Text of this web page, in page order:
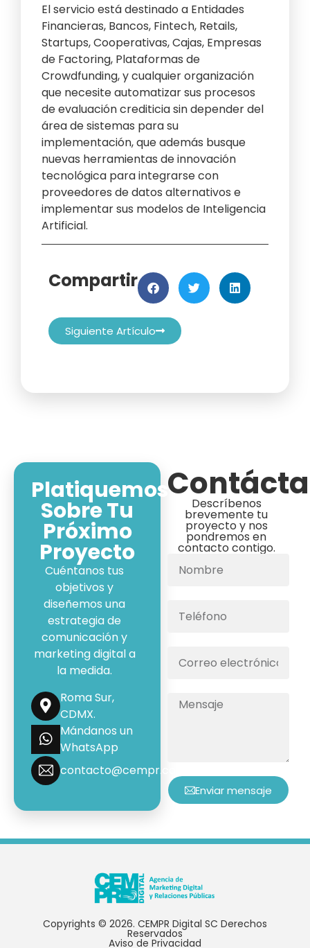
El servicio está destinado a Entidades
Financieras, Bancos, Fintech, Retails,
Startups, Cooperativas, Cajas, Empresas
de Factoring, Plataformas de
Crowdfunding, y cualquier organización
que necesite automatizar sus procesos
de evaluación crediticia sin depender del
área de sistemas para su
implementación, que además busque
nuevas herramientas de innovación
tecnológica para integrarse con
proveedores de datos alternativos e
implementar sus modelos de Inteligencia
Artificial.
Compartir
Siguiente Artículo
Platiquemos
Sobre Tu
Próximo
Proyecto
Cuéntanos tus
objetivos y
diseñemos una
estrategia de
comunicación y
marketing digital a
la medida.
Roma Sur,
CDMX.
Mándanos un
WhatsApp
contacto@cempr.com.mx
Descríbenos
brevemente tu
proyecto y nos
pondremos en
contacto contigo.
Enviar mensaje
Copyrights © 2026. CEMPR Digital SC Derechos
Reservados
Aviso de Privacidad